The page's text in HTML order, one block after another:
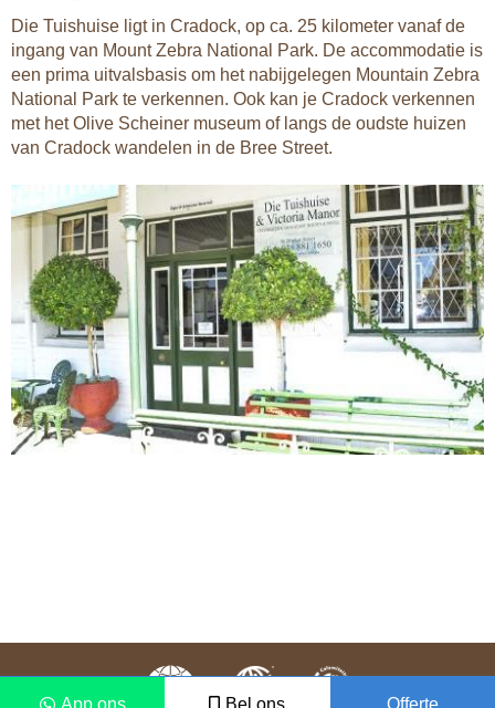
Die Tuishuise ligt in Cradock, op ca. 25 kilometer vanaf de
ingang van Mount Zebra National Park. De accommodatie is
een prima uitvalsbasis om het nabijgelegen Mountain Zebra
National Park te verkennen. Ook kan je Cradock verkennen
met het Olive Scheiner museum of langs de oudste huizen
van Cradock wandelen in de Bree Street.
App ons Bel ons Offerte